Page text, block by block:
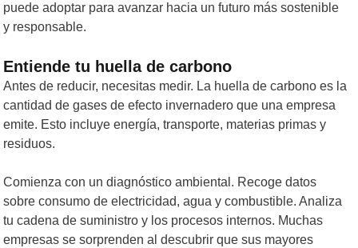
puede adoptar para avanzar hacia un futuro más sostenible
y responsable.
Entiende tu huella de carbono
Antes de reducir, necesitas medir. La huella de carbono es la
cantidad de gases de efecto invernadero que una empresa
emite. Esto incluye energía, transporte, materias primas y
residuos.
Comienza con un diagnóstico ambiental. Recoge datos
sobre consumo de electricidad, agua y combustible. Analiza
tu cadena de suministro y los procesos internos. Muchas
empresas se sorprenden al descubrir que sus mayores